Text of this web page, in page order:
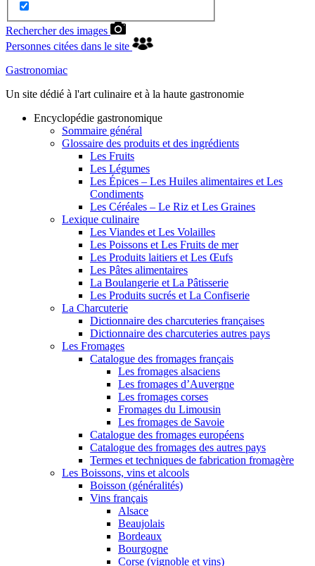
Rechercher des images
Personnes citées dans le site
Gastronomiac
Un site dédié à l'art culinaire et à la haute gastronomie
Encyclopédie gastronomique
Sommaire général
Glossaire des produits et des ingrédients
Les Fruits
Les Légumes
Les Épices – Les Huiles alimentaires et Les
Condiments
Les Céréales – Le Riz et Les Graines
Lexique culinaire
Les Viandes et Les Volailles
Les Poissons et Les Fruits de mer
Les Produits laitiers et Les Œufs
Les Pâtes alimentaires
La Boulangerie et La Pâtisserie
Les Produits sucrés et La Confiserie
La Charcuterie
Dictionnaire des charcuteries françaises
Dictionnaire des charcuteries autres pays
Les Fromages
Catalogue des fromages français
Les fromages alsaciens
Les fromages d’Auvergne
Les fromages corses
Fromages du Limousin
Les fromages de Savoie
Catalogue des fromages européens
Catalogue des fromages des autres pays
Termes et techniques de fabrication fromagère
Les Boissons, vins et alcools
Boisson (généralités)
Vins français
Alsace
Beaujolais
Bordeaux
Bourgogne
Corse (vignoble et vins)